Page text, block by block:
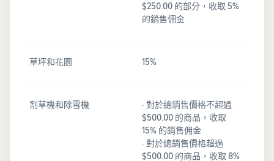
$250.00 的部分，收取 5%
的銷售佣金
草坪和花園 15%
割草機和除雪機
· 對於總銷售價格不超過
$500.00 的商品，收取
15% 的銷售佣金
· 對於總銷售價格超過
$500.00 的商品，收取 8%